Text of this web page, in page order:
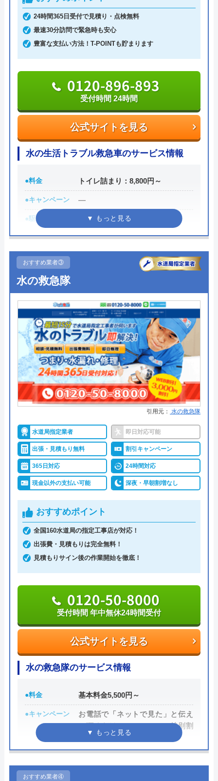
2,000円のWeb割引もあり、お得に作業を依頼でき
るので、忘れずに活用するようにしましょう。
公式サイトを見る
0120-998-798
ミズラックの基本情報
運営会社 株式会社JMC
代表者 中山泰将
所在地
東京都渋谷区渋谷2-14-5
対応エリア 日本全国
24時間365日受付で見積り・点検無料
最速30分訪問で緊急時も安心
豊富な支払い方法！T-POINTも貯まります
公式サイトを見る
0120-896-893
受付時間 24時間
水の生活トラブル救急車のサービス情報
●料金 トイレ詰まり：8,800円～
●キャンペーン ―
●駆けつけ時間 最短30分
●受付時間 24時間
●定休日
●出張見積もり
●支払い方法
現金・集金・銀行振込・クレジッ
トカード
●累計実績 ―
●保証・保険 最大5年の保証あり
詳細は公式HPでご確認ください
水の生活トラブル救急車がおすすめの理由
水の生活トラブル救急車は全国40都道府県を対応エ
リアとしており、またトイレやキッチン、お風呂な
ど水まわり設備全般の修理が可能な、誰でも相談し
やすい水道業者です。
水道局指定給水装置工事事業者であり、経験豊富な
ては信頼出来ますし、最短30分での駆けつけや見積
もりは無料の面も加味すると、相見積もりに利用し
たい業者の一つです。
公式サイトを見る
0120-896-893
水の生活トラブル救急車の基本情報
運営会社 株式会社オーケー管理
代表者 棚原健太郎
創業・設立 37803
所在地
〒107-8545
東京都港区南青山2丁目2番15号ウィン
青山942
対応エリア
おすすめ業者③
水の救急隊
引用元： 水の救急隊
水道局指定業者 即日対応可能
出張・見積もり無料 割引キャンペーン
365日対応 24時間対応
現金以外の支払い可能 深夜・早朝割増なし
おすすめポイント
全国160水道局の指定工事店が対応！
出張費・見積もりは完全無料！
見積もりサイン後の作業開始を徹底！
公式サイトを見る
0120-50-8000
受付時間 年中無休24時間受付
水の救急隊のサービス情報
●料金 基本料金5,500円～
●キャンペーン
お電話で「ネットで見た」と伝え
て頂くだけでOK！WEBの特別割
引3,000円OFF
います
おすすめ業者④